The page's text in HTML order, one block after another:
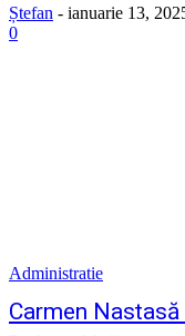
Ștefan - ianuarie 13,
0
Administratie
Carmen